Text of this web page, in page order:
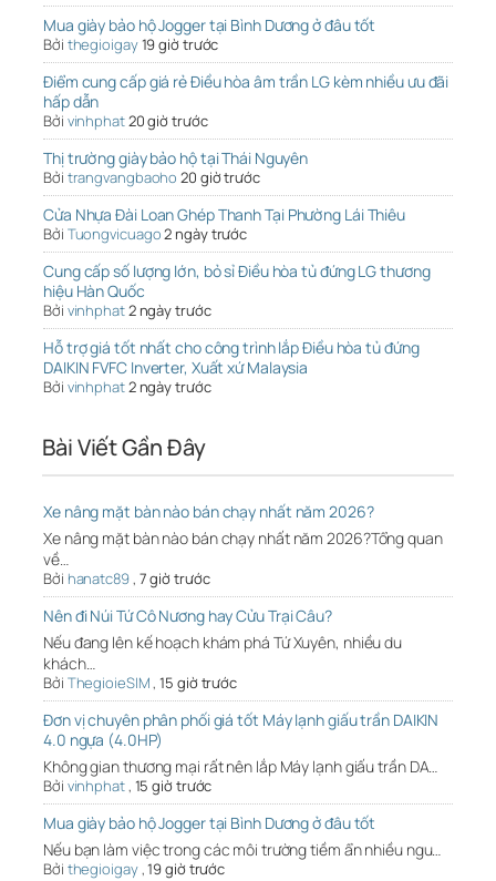
Mua giày bảo hộ Jogger tại Bình Dương ở đâu tốt
Bởi thegioigay19 giờ trước
Điểm cung cấp giá rẻ Điều hòa âm trần LG kèm nhiều ưu đãi
hấp dẫn
Bởi vinhphat20 giờ trước
Thị trường giày bảo hộ tại Thái Nguyên
Bởi trangvangbaoho 20 giờ trước
Cửa Nhựa Đài Loan Ghép Thanh Tại Phường Lái Thiêu
Bởi Tuongvicuago2 ngày trước
Cung cấp số lượng lớn, bỏ sỉ Điều hòa tủ đứng LG thương
hiệu Hàn Quốc
Bởi vinhphat2 ngày trước
Hỗ trợ giá tốt nhất cho công trình lắp Điều hòa tủ đứng
DAIKIN FVFC Inverter, Xuất xứ Malaysia
Bởi vinhphat2 ngày trước
Bài Viết Gần Đây
Xe nâng mặt bàn nào bán chạy nhất năm 2026?
Xe nâng mặt bàn nào bán chạy nhất năm 2026?Tổng quan
về…
Bởi hanatc89, 7 giờ trước
Nên đi Núi Tứ Cô Nương hay Cửu Trại Câu?
Nếu đang lên kế hoạch khám phá Tứ Xuyên, nhiều du
khách…
Bởi ThegioieSIM,15 giờ trước
Đơn vị chuyên phân phối giá tốt Máy lạnh giấu trần DAIKIN
4.0 ngựa (4.0HP)
Không gian thương mại rất nên lắp Máy lạnh giấu trần DA…
Bởi vinhphat, 15 giờ trước
Mua giày bảo hộ Jogger tại Bình Dương ở đâu tốt
Nếu bạn làm việc trong các môi trường tiềm ẩn nhiều ngu…
Bởi thegioigay,19 giờ trước